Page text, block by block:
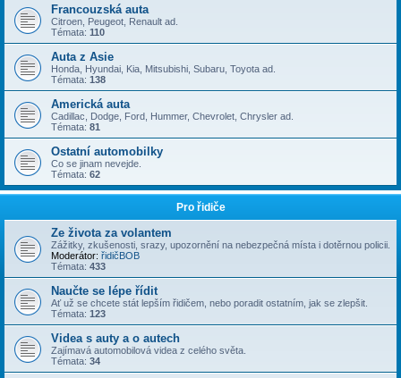
Francouzská auta
Citroen, Peugeot, Renault ad.
Témata: 110
Auta z Asie
Honda, Hyundai, Kia, Mitsubishi, Subaru, Toyota ad.
Témata: 138
Americká auta
Cadillac, Dodge, Ford, Hummer, Chevrolet, Chrysler ad.
Témata: 81
Ostatní automobilky
Co se jinam nevejde.
Témata: 62
Pro řidiče
Ze života za volantem
Zážitky, zkušenosti, srazy, upozornění na nebezpečná místa i dotěrnou policii.
Moderátor: řidičBOB
Témata: 433
Naučte se lépe řídit
Ať už se chcete stát lepším řidičem, nebo poradit ostatním, jak se zlepšit.
Témata: 123
Videa s auty a o autech
Zajímavá automobilová videa z celého světa.
Témata: 34